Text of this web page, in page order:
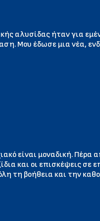
αλυσίδας ήταν για
Μου έδωσε μια νέα,
είναι μοναδική. Πέρα
και οι επισκέψεις
τη βοήθεια και την